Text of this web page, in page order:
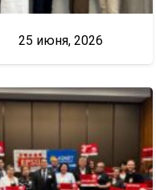
25 июня, 2026